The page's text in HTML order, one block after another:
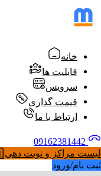
خانه
قابلیت ها
سرویس
قیمت گذاری
ارتباط با ما
لیست مراکز و نوبت دهی
ثبت نام/ورود